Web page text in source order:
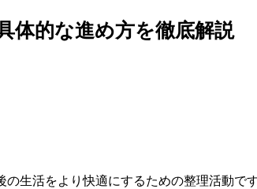
体的な進め方を徹底解説
生活をより快適にするための整理活動です